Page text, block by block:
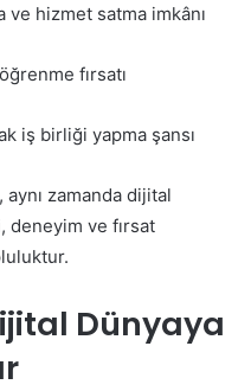
ve hizmet satma imkânı
fırsatı
iş birliği yapma şansı
zamanda dijital
deneyim ve fırsat
Dünyaya